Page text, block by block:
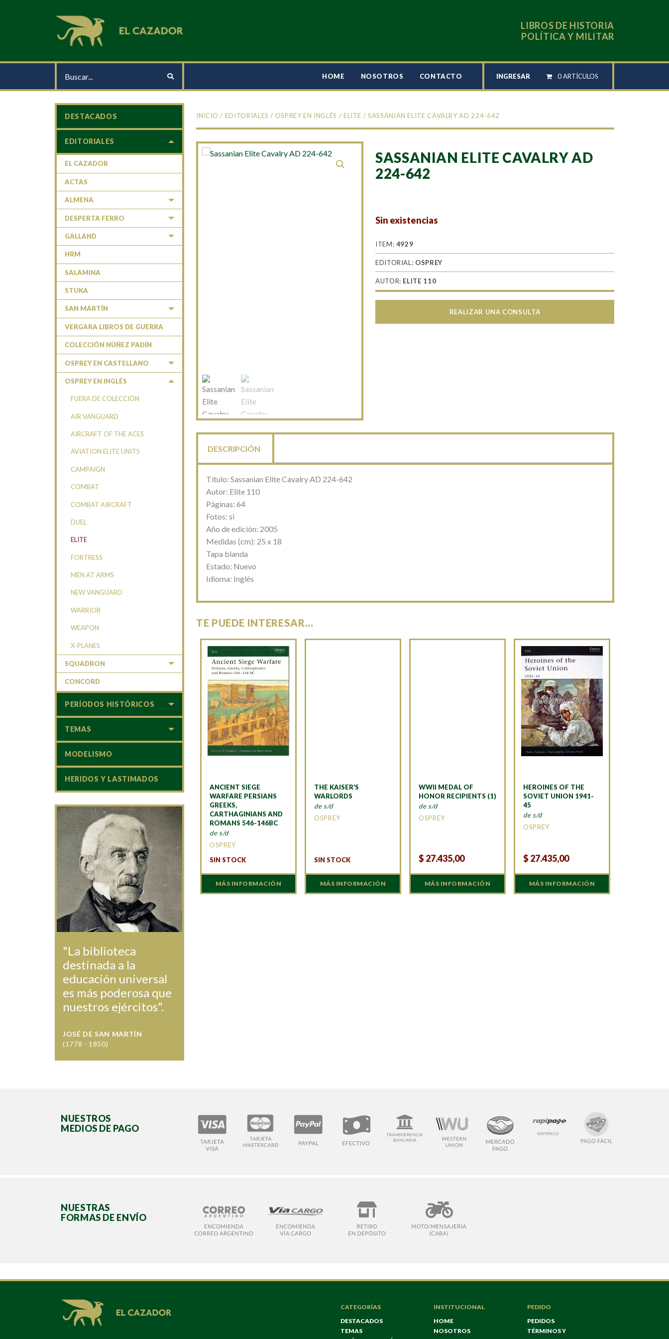
LIBROS DE HISTORIA
POLÍTICA Y MILITAR
HOME NOSOTROS CONTACTO INGRESAR 0 ARTÍCULOS
INICIO / EDITORIALES / OSPREY EN INGLÉS / ELITE / SASSANIAN ELITE CAVALRY AD 224-642
SASSANIAN ELITE CAVALRY AD
224-642
Sin existencias
ITEM: 4929
EDITORIAL: OSPREY
AUTOR: ELITE 110
REALIZAR UNA CONSULTA
DESCRIPCIÓN
Título: Sassanian Elite Cavalry AD 224-642
Autor: Elite 110
Páginas: 64
Fotos: si
Año de edición: 2005
Medidas (cm): 25 x 18
Tapa blanda
Estado: Nuevo
Idioma: Inglés
TE PUEDE INTERESAR...
ANCIENT SIEGE
WARFARE PERSIANS
GREEKS,
CARTHAGINIANS AND
ROMANS 546-146BC
de s/d
OSPREY
SIN STOCK
MÁS INFORMACIÓN
THE KAISER’S
WARLORDS
de s/d
OSPREY
SIN STOCK
MÁS INFORMACIÓN
WWII MEDAL OF
HONOR RECIPIENTS (1)
de s/d
OSPREY
$ 27.435,00
MÁS INFORMACIÓN
HEROINES OF THE
SOVIET UNION 1941-
45
de s/d
OSPREY
$ 27.435,00
MÁS INFORMACIÓN
DESTACADOS
EDITORIALES
EL CAZADOR
ACTAS
ALMENA
DESPERTA FERRO
GALLAND
HRM
SALAMINA
STUKA
SAN MARTÍN
VERGARA LIBROS DE GUERRA
COLECCIÓN NÚÑEZ PADÍN
OSPREY EN CASTELLANO
OSPREY EN INGLÉS
FUERA DE COLECCIÓN
AIR VANGUARD
AIRCRAFT OF THE ACES
AVIATION ELITE UNITS
CAMPAIGN
COMBAT
COMBAT AIRCRAFT
DUEL
ELITE
FORTRESS
MEN AT ARMS
NEW VANGUARD
WARRIOR
WEAPON
X-PLANES
SQUADRON
CONCORD
PERÍODOS HISTÓRICOS
TEMAS
MODELISMO
HERIDOS Y LASTIMADOS
"La biblioteca
destinada a la
educación universal
es más poderosa que
nuestros ejércitos".
JOSÉ DE SAN MARTÍN
(1778 - 1850)
NUESTROS
MEDIOS DE PAGO
NUESTRAS
FORMAS DE ENVÍO
CATEGORÍAS
DESTACADOS
TEMAS
INSTITUCIONAL
HOME
NOSOTROS
PEDIDO
PEDIDOS
TÉRMINOS Y